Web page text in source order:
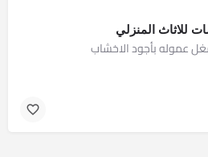
عموله بأجود الاخشاب